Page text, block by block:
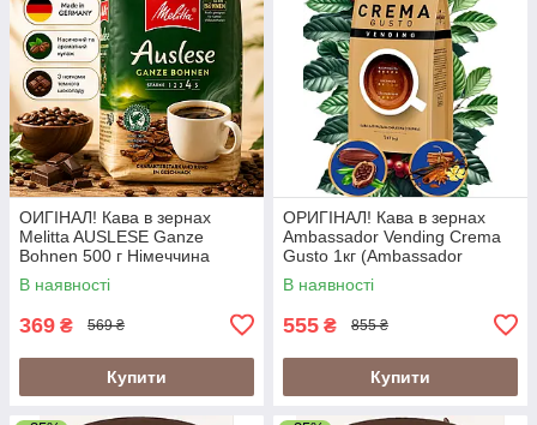
ОИГІНАЛ! Кава в зернах
Melitta AUSLESE Ganze
Bohnen 500 г Німеччина
В наявності
369 ₴ 569 ₴
Купити
ОРИГІНАЛ! Кава в зернах
Ambassador Vending Crema
Gusto 1кг (Ambassador
Crema Gusto Vending)
В наявності
555 ₴ 855 ₴
Купити